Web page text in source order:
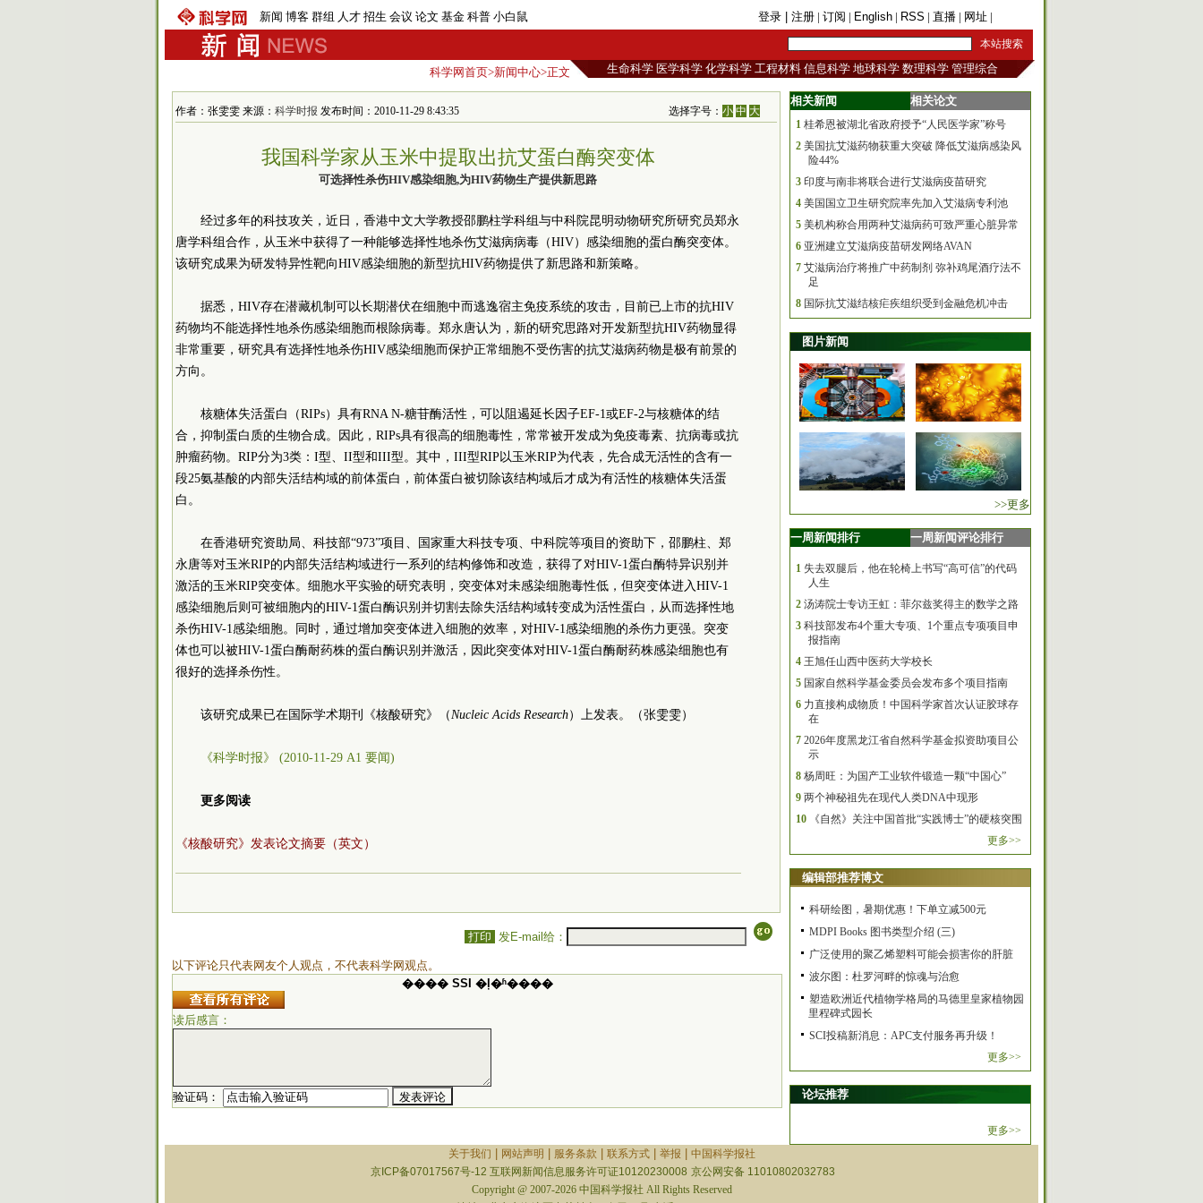
新闻 博客 群组 人才 招生 会议 论文 基金 科普 小白鼠 登录 | 注册 | 订阅 | English | RSS | 直播 | 网址 |
科学网首页>新闻中心>正文 生命科学 医学科学 化学科学 工程材料 信息科学 地球科学 数理科学 管理综合
作者：张雯雯 来源： 科学时报 发布时间：2010-11-29 8:43:35 选择字号：小 中 大
我国科学家从玉米中提取出抗艾蛋白酶突变体
可选择性杀伤HIV感染细胞,为HIV药物生产提供新思路
经过多年的科技攻关，近日，香港中文大学教授邵鹏柱学科组与中科院昆明动物研究所研究员郑永
唐学科组合作，从玉米中获得了一种能够选择性地杀伤艾滋病病毒（HIV）感染细胞的蛋白酶突变体。
该研究成果为研发特异性靶向HIV感染细胞的新型抗HIV药物提供了新思路和新策略。
据悉，HIV存在潜藏机制可以长期潜伏在细胞中而逃逸宿主免疫系统的攻击，目前已上市的抗HIV
药物均不能选择性地杀伤感染细胞而根除病毒。郑永唐认为，新的研究思路对开发新型抗HIV药物显得
非常重要，研究具有选择性地杀伤HIV感染细胞而保护正常细胞不受伤害的抗艾滋病药物是极有前景的
方向。
核糖体失活蛋白（RIPs）具有RNA N-糖苷酶活性，可以阻遏延长因子EF-1或EF-2与核糖体的结
合，抑制蛋白质的生物合成。因此，RIPs具有很高的细胞毒性，常常被开发成为免疫毒素、抗病毒或抗
肿瘤药物。RIP分为3类：I型、II型和III型。其中，III型RIP以玉米RIP为代表，先合成无活性的含有一
段25氨基酸的内部失活结构域的前体蛋白，前体蛋白被切除该结构域后才成为有活性的核糖体失活蛋
白。
在香港研究资助局、科技部“973”项目、国家重大科技专项、中科院等项目的资助下，邵鹏柱、郑
永唐等对玉米RIP的内部失活结构域进行一系列的结构修饰和改造，获得了对HIV-1蛋白酶特异识别并
激活的玉米RIP突变体。细胞水平实验的研究表明，突变体对未感染细胞毒性低，但突变体进入HIV-1
感染细胞后则可被细胞内的HIV-1蛋白酶识别并切割去除失活结构域转变成为活性蛋白，从而选择性地
杀伤HIV-1感染细胞。同时，通过增加突变体进入细胞的效率，对HIV-1感染细胞的杀伤力更强。突变
体也可以被HIV-1蛋白酶耐药株的蛋白酶识别并激活，因此突变体对HIV-1蛋白酶耐药株感染细胞也有
很好的选择杀伤性。
该研究成果已在国际学术期刊《核酸研究》（Nucleic Acids Research）上发表。（张雯雯）
《科学时报》 (2010-11-29 A1 要闻)
更多阅读
《核酸研究》发表论文摘要（英文）
打印 发E-mail给：
以下评论只代表网友个人观点，不代表科学网观点。
���� SSI �ļ�ʱ����
读后感言：
验证码：
相关新闻 相关论文
1 桂希恩被湖北省政府授予“人民医学家”称号
2 美国抗艾滋药物获重大突破 降低艾滋病感染风
险44%
3 印度与南非将联合进行艾滋病疫苗研究
4 美国国立卫生研究院率先加入艾滋病专利池
5 美机构称合用两种艾滋病药可致严重心脏异常
6 亚洲建立艾滋病疫苗研发网络AVAN
7 艾滋病治疗将推广中药制剂 弥补鸡尾酒疗法不
足
8 国际抗艾滋结核疟疾组织受到金融危机冲击
图片新闻
>>更多
一周新闻排行 一周新闻评论排行
1 失去双腿后，他在轮椅上书写“高可信”的代码
人生
2 汤涛院士专访王虹：菲尔兹奖得主的数学之路
3 科技部发布4个重大专项、1个重点专项项目申
报指南
4 王旭任山西中医药大学校长
5 国家自然科学基金委员会发布多个项目指南
6 力直接构成物质！中国科学家首次认证胶球存
在
7 2026年度黑龙江省自然科学基金拟资助项目公
示
8 杨周旺：为国产工业软件锻造一颗“中国心”
9 两个神秘祖先在现代人类DNA中现形
10
《自然》关注中国首批“实践博士”的硬核突围
更多>>
编辑部推荐博文
科研绘图，暑期优惠！下单立减500元
MDPI Books 图书类型介绍 (三)
广泛使用的聚乙烯塑料可能会损害你的肝脏
波尔图：杜罗河畔的惊魂与治愈
塑造欧洲近代植物学格局的马德里皇家植物园
里程碑式园长
SCI投稿新消息：APC支付服务再升级！
更多>>
论坛推荐
更多>>
关于我们
网站声明 服务条款 联系方式| 举报
中国科学报社
京ICP备07017567号-12 互联网新闻信息服务许可证10120230008 京公网安备 11010802032783
Copyright @ 2007-2026 中国科学报社 All Rights Reserved